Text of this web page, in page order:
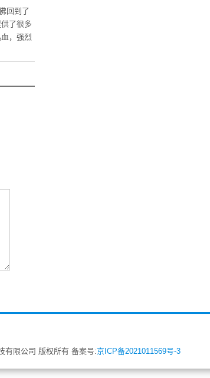
回到了
了很多
，强烈
有限公司 版权所有 备案号:京ICP备2021011569号-3